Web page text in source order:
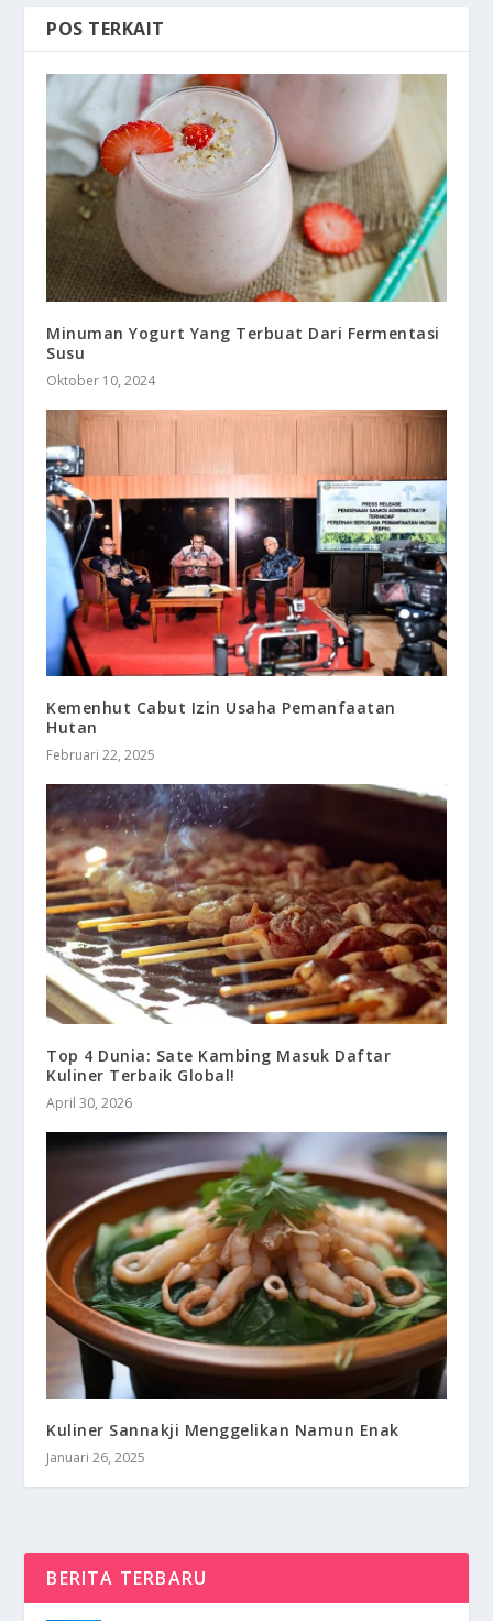
POS TERKAIT
Minuman Yogurt Yang Terbuat Dari Fermentasi
Susu
Oktober 10, 2024
Kemenhut Cabut Izin Usaha Pemanfaatan
Hutan
Februari 22, 2025
Top 4 Dunia: Sate Kambing Masuk Daftar
Kuliner Terbaik Global!
April 30, 2026
Kuliner Sannakji Menggelikan Namun Enak
Januari 26, 2025
BERITA TERBARU